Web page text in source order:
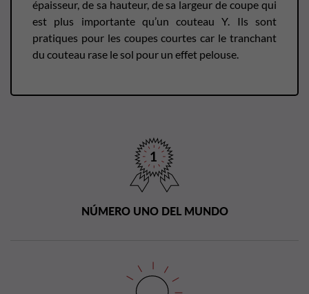
épaisseur, de sa hauteur, de sa largeur de coupe qui
est plus importante qu’un couteau Y. Ils sont
pratiques pour les coupes courtes car le tranchant
du couteau rase le sol pour un effet pelouse.
NÚMERO UNO DEL MUNDO